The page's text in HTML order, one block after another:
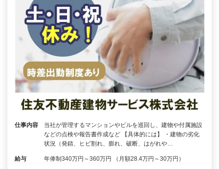
仕事内容
当社が管理するマンションやビルを巡回し、建物や付属施設
などの点検や報告書作成など 【具体的には】 ・建物の劣化
状況（発錆、ヒビ割れ、膨れ、破断、はがれや…
給与 年俸制340万円～360万円 （月額28.4万円～30万円）